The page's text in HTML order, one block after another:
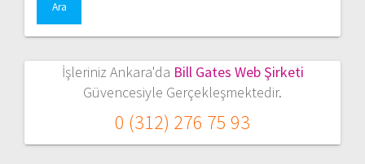
İşleriniz Ankara'da Bill Gates Web Şirketi
Güvencesiyle Gerçekleşmektedir.
0 (312) 276 75 93